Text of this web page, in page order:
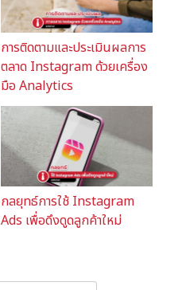
การติดตามและประเมินผลการ
ตลาด Instagram ด้วยเครื่อง
มือ Analytics
กลยุทธ์การใช้ Instagram
Ads เพื่อดึงดูดลูกค้าใหม่